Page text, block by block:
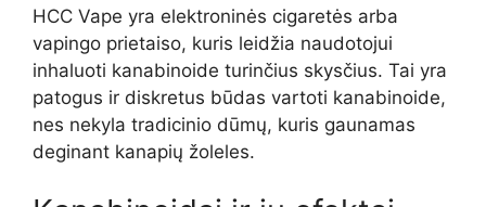
HCC Vape yra elektroninės cigaretės arba
vapingo prietaiso, kuris leidžia naudotojui
inhaluoti kanabinoide turinčius skysčius. Tai yra
patogus ir diskretus būdas vartoti kanabinoide,
nes nekyla tradicinio dūmų, kuris gaunamas
deginant kanapių žoleles.